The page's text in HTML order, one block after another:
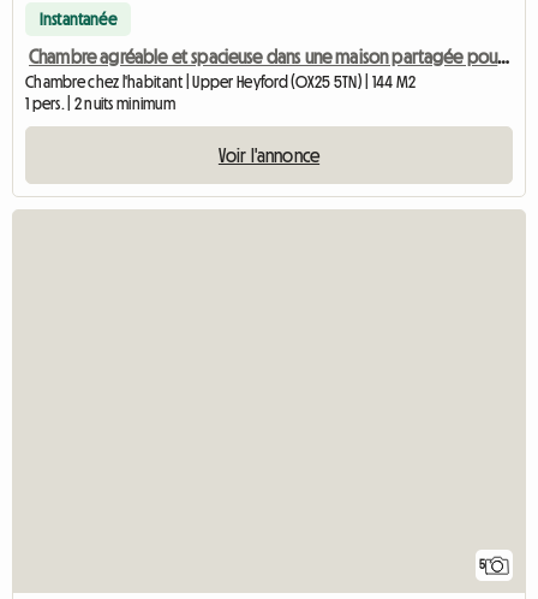
Instantanée
Chambre agréable et spacieuse dans une maison partagée pour une personne.
Chambre chez l'habitant | Upper Heyford (OX25 5TN) | 144 M2
1 pers. | 2 nuits minimum
Voir l'annonce
5